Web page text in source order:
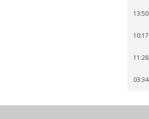
13:50
10:17
11:28
03:34